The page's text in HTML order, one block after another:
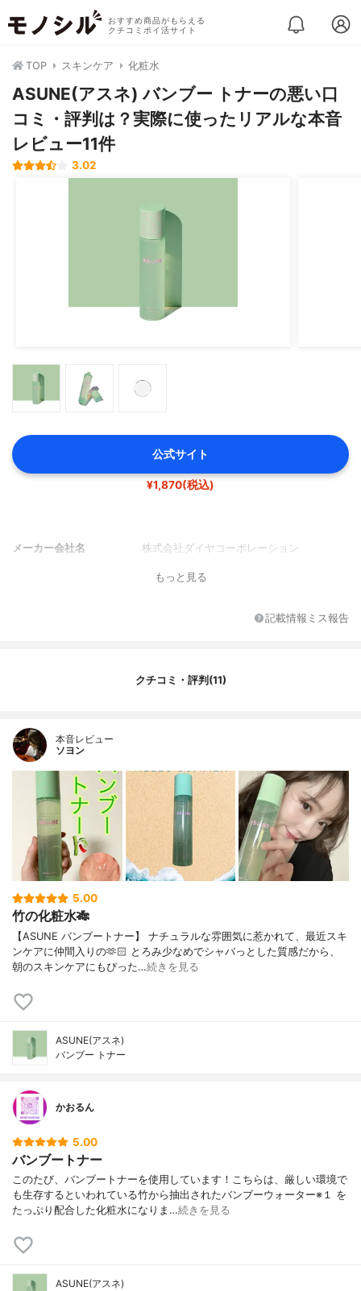
おすすめ商品がもらえる
クチコミポイ活サイト
TOP スキンケア 化粧水
ASUNE(アスネ) バンブー トナーの悪い口
コミ・評判は？実際に使ったリアルな本音
レビュー11件
3.02
公式サイト
¥1,870(税込)
メーカー会社名 株式会社ダイヤコーポレーション
もっと見る
記載情報ミス報告
クチコミ・評判(11)
本音レビュー
ソヨン
5.00
竹の化粧水🎋
【ASUNE バンブートナー】 ナチュラルな雰囲気に惹かれて、最近スキ
ンケアに仲間入りの🫶🏻 とろみ少なめでシャバっとした質感だから、
朝のスキンケアにもぴった…続きを見る
ASUNE(アスネ)
バンブー トナー
かおるん
5.00
バンブートナー
このたび、バンブートナーを使用しています！こちらは、厳しい環境で
も生存するといわれている竹から抽出されたバンブーウォーター※１ を
たっぷり配合した化粧水になりま…続きを見る
ASUNE(アスネ)